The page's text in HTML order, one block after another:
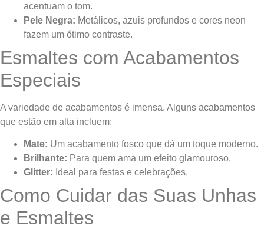
acentuam o tom.
Pele Negra: Metálicos, azuis profundos e cores neon
fazem um ótimo contraste.
Esmaltes com Acabamentos
Especiais
A variedade de acabamentos é imensa. Alguns acabamentos
que estão em alta incluem:
Mate: Um acabamento fosco que dá um toque moderno.
Brilhante: Para quem ama um efeito glamouroso.
Glitter: Ideal para festas e celebrações.
Como Cuidar das Suas Unhas
e Esmaltes